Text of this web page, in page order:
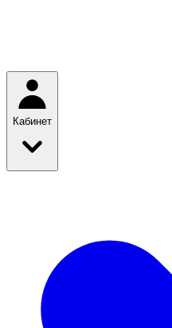
Кабинет